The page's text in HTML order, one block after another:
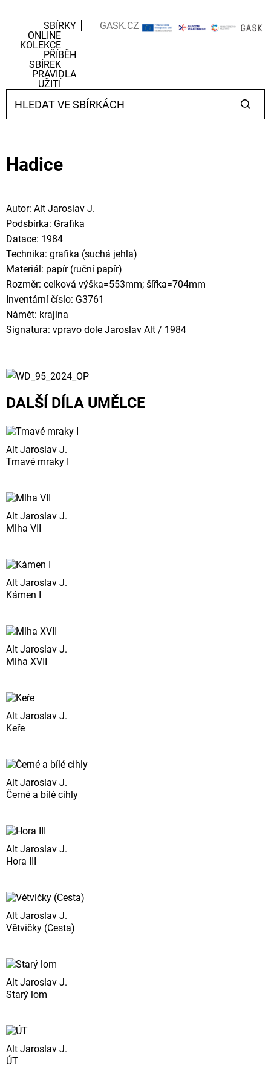
SBÍRKY
ONLINE
KOLEKCE
PŘÍBĚH
SBÍREK
PRAVIDLA
UŽITÍ
GASK.CZ
Hadice
Autor: Alt Jaroslav J.
Podsbírka: Grafika
Datace: 1984
Technika: grafika (suchá jehla)
Materiál: papír (ruční papír)
Rozměr: celková výška=553mm; šířka=704mm
Inventární číslo: G3761
Námět: krajina
Signatura: vpravo dole Jaroslav Alt / 1984
DALŠÍ DÍLA UMĚLCE
Alt Jaroslav J.
Tmavé mraky I
Alt Jaroslav J.
Mlha VII
Alt Jaroslav J.
Kámen I
Alt Jaroslav J.
Mlha XVII
Alt Jaroslav J.
Keře
Alt Jaroslav J.
Černé a bílé cihly
Alt Jaroslav J.
Hora III
Alt Jaroslav J.
Větvičky (Cesta)
Alt Jaroslav J.
Starý lom
Alt Jaroslav J.
ÚT